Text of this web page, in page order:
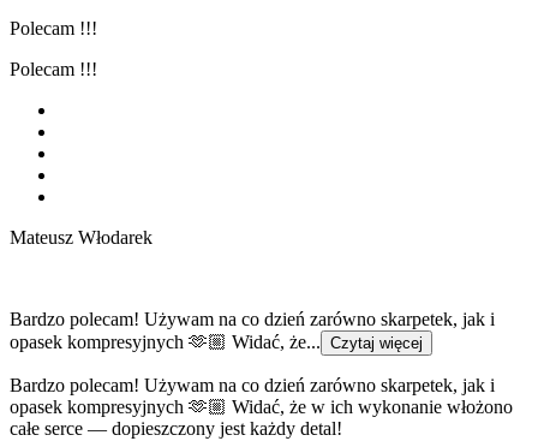
Polecam !!!
Polecam !!!
Mateusz Włodarek
Bardzo polecam! Używam na co dzień zarówno skarpetek, jak i
opasek kompresyjnych 🫶🏼 Widać, że... Czytaj więcej
Bardzo polecam! Używam na co dzień zarówno skarpetek, jak i
opasek kompresyjnych 🫶🏼 Widać, że w ich wykonanie włożono
całe serce — dopieszczony jest każdy detal!